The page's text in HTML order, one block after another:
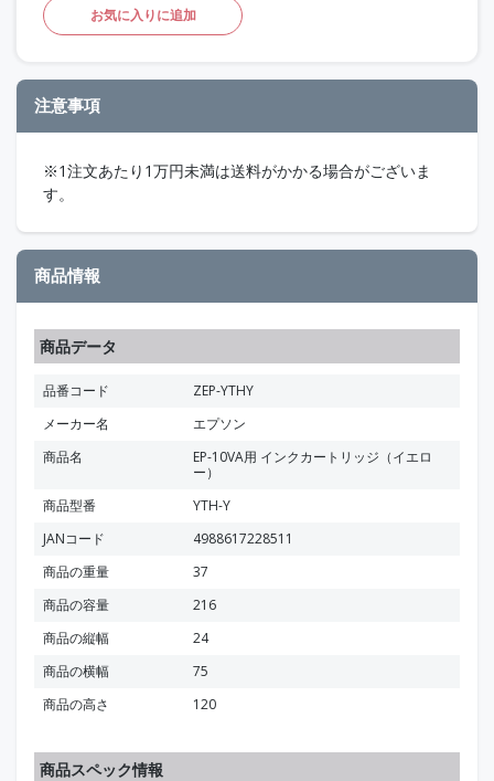
お気に入りに追加
注意事項
※1注文あたり1万円未満は送料がかかる場合がございま
す。
商品情報
商品データ
品番コード
ZEP-YTHY
メーカー名
エプソン
商品名
EP-10VA用 インクカートリッジ（イエロ
ー）
商品型番
YTH-Y
JANコード
4988617228511
商品の重量
37
商品の容量
216
商品の縦幅
24
商品の横幅
75
商品の高さ
120
商品スペック情報